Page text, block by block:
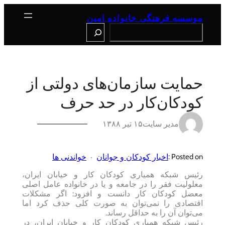
موسسه فرهنگی خانواده امین
حمایت سازمان‌های دولتی از
کودکان‌کار در حد حرف
مدیر سایت۱۵ تیر ۱۳۸۸
Posted on : اخبار کودکان و جوانان
خواندنی ها
رئیس شبکه همیاری کودکان کار و خیابان ایران،
معلولیت فقر را در جامعه و یا در خانواده عامل اصلی
معضل کودکان کار دانست و افزود: اگر مشکلات
اقتصادی را نمی‌توان به صورت کلی حذف کرد اما
می‌توان آن را به حداقل رساند.
رئیس شبکه همیاری کودکان کار و خیابان ایران، در